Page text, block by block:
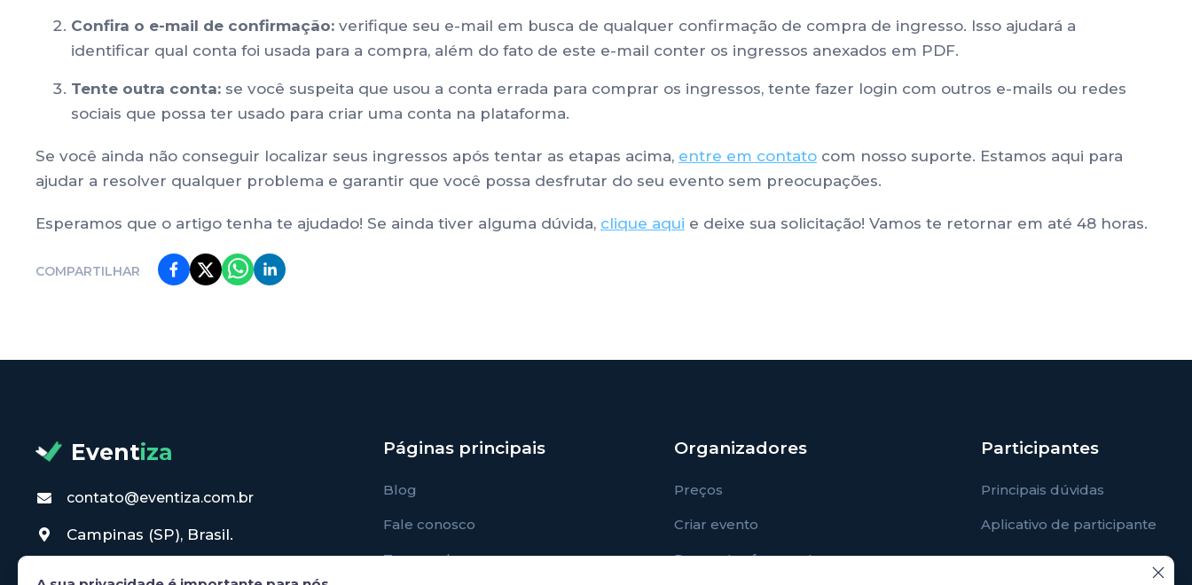
Confira o e-mail de confirmação: verifique seu e-mail em busca de qualquer confirmação de compra de ingresso. Isso ajudará a
identificar qual conta foi usada para a compra, além do fato de este e-mail conter os ingressos anexados em PDF.
Tente outra conta: se você suspeita que usou a conta errada para comprar os ingressos, tente fazer login com outros e-mails ou redes
sociais que possa ter usado para criar uma conta na plataforma.
Se você ainda não conseguir localizar seus ingressos após tentar as etapas acima, entre em contato com nosso suporte. Estamos aqui para
ajudar a resolver qualquer problema e garantir que você possa desfrutar do seu evento sem preocupações.
Esperamos que o artigo tenha te ajudado! Se ainda tiver alguma dúvida, clique aqui e deixe sua solicitação! Vamos te retornar em até 48 horas.
COMPARTILHAR
Eventiza
contato@eventiza.com.br
Campinas (SP), Brasil.
Páginas principais
Blog
Fale conosco
Termos de uso
Organizadores
Preços
Criar evento
Perguntas frequentes
Participantes
Principais dúvidas
Aplicativo de participante